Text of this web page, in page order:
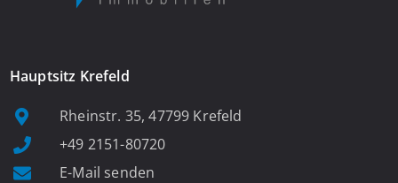
Hauptsitz Krefeld
Rheinstr. 35, 47799 Krefeld
+49 2151-80720
E-Mail senden